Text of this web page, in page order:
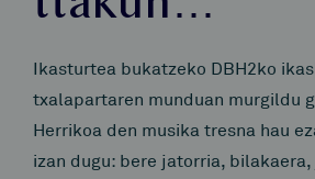
Ikasturtea bukatzeko DBH2ko
txalapartaren munduan murgildu
Herrikoa den musika tresna hau
izan dugu: bere jatorria,